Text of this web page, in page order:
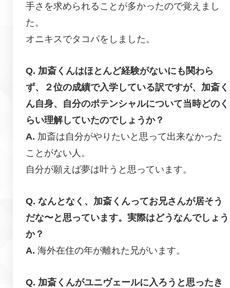
手さを求められることが多かったので覚えまし
た。
オニキスでタコパをしました。
加斎くんはほとんど経験がないにも関わら
ず、２位の成績で入学している訳ですが、加斎く
ん自身、自分のポテンシャルについて当時どのく
らい理解していたのでしょうか？
加斎は自分がやりたいと思って出来なかった
ことがない人。
自分が願えば夢は叶うと思っています。
なんとなく、加斎くんってお兄さんが居そう
だな〜と思っています。実際はどうなんでしょう
か？
海外在住の年が離れた兄がいます。
加斎くんがユニヴェールに入ろうと思ったき